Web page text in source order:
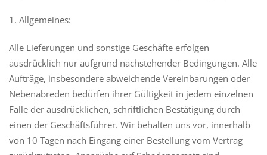
1. Allgemeines:
Alle Lieferungen und sonstige Geschäfte erfolgen
ausdrücklich nur aufgrund nachstehender Bedingungen. Alle
Aufträge, insbesondere abweichende Vereinbarungen oder
Nebenabreden bedürfen ihrer Gültigkeit in jedem einzelnen
Falle der ausdrücklichen, schriftlichen Bestätigung durch
einen der Geschäftsführer. Wir behalten uns vor, innerhalb
von 10 Tagen nach Eingang einer Bestellung vom Vertrag